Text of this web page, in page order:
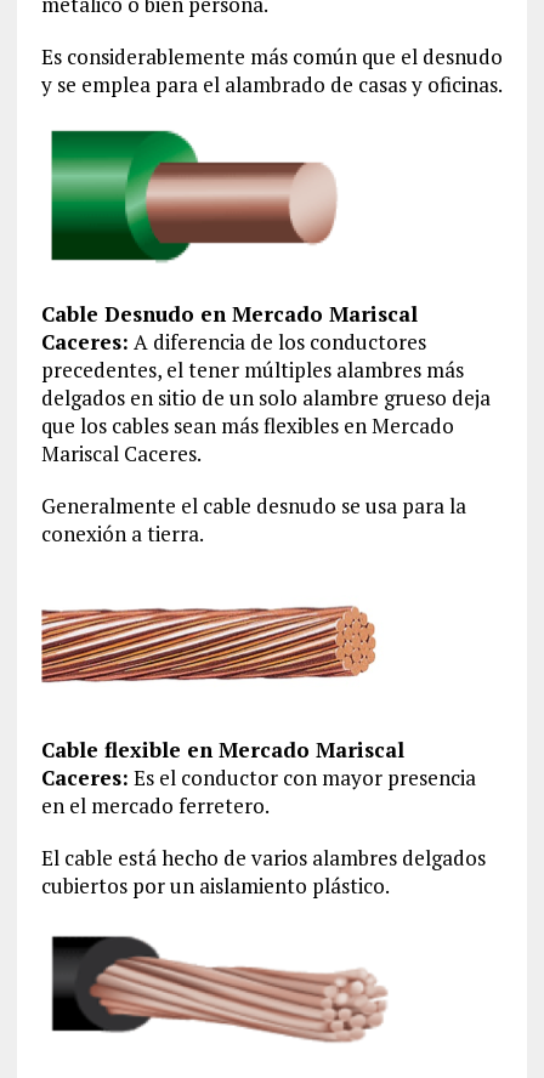
Es considerablemente más común que el desnudo
y se emplea para el alambrado de casas y oficinas.
Cable Desnudo en Mercado Mariscal
Caceres: A diferencia de los conductores
precedentes, el tener múltiples alambres más
delgados en sitio de un solo alambre grueso deja
que los cables sean más flexibles en Mercado
Mariscal Caceres.
Generalmente el cable desnudo se usa para la
conexión a tierra.
Cable flexible en Mercado Mariscal
Caceres: Es el conductor con mayor presencia
en el mercado ferretero.
El cable está hecho de varios alambres delgados
cubiertos por un aislamiento plástico.